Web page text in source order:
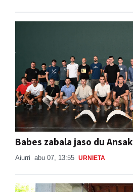
Babes zabala jaso du Ansak
Aiurri abu 07, 13:55 URNIETA